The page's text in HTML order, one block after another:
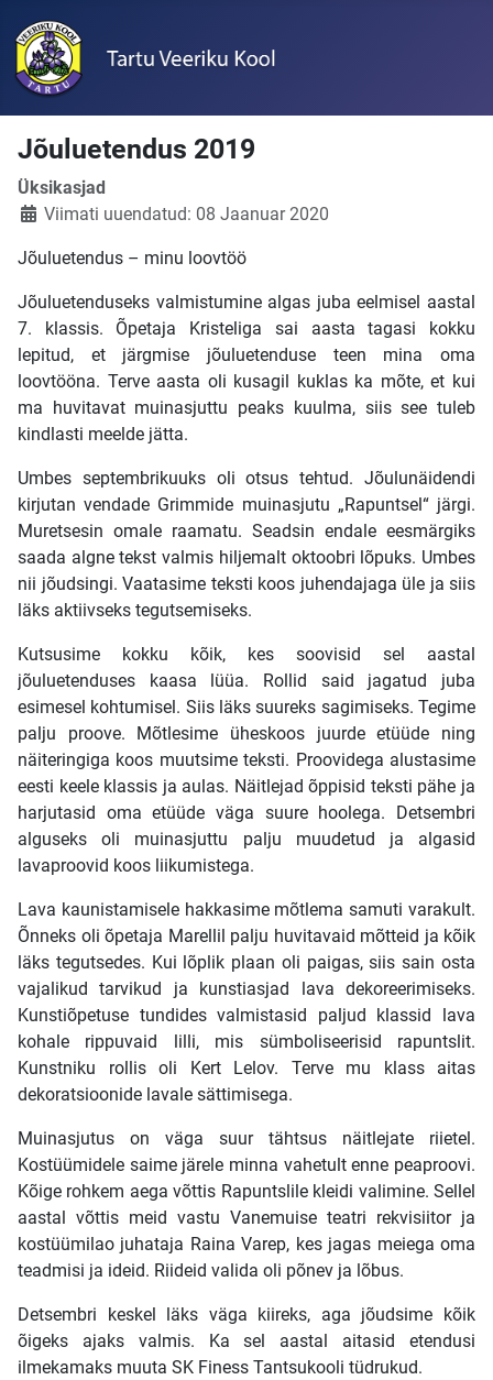
Jõuluetendus 2019
Üksikasjad
Viimati uuendatud: 08 Jaanuar 2020
Jõuluetendus – minu loovtöö
Jõuluetenduseks valmistumine algas juba eelmisel aastal
7. klassis. Õpetaja Kristeliga sai aasta tagasi kokku
lepitud, et järgmise jõuluetenduse teen mina oma
loovtööna. Terve aasta oli kusagil kuklas ka mõte, et kui
ma huvitavat muinasjuttu peaks kuulma, siis see tuleb
kindlasti meelde jätta.
Umbes septembrikuuks oli otsus tehtud. Jõulunäidendi
kirjutan vendade Grimmide muinasjutu „Rapuntsel“ järgi.
Muretsesin omale raamatu. Seadsin endale eesmärgiks
saada algne tekst valmis hiljemalt oktoobri lõpuks. Umbes
nii jõudsingi. Vaatasime teksti koos juhendajaga üle ja siis
läks aktiivseks tegutsemiseks.
Kutsusime kokku kõik, kes soovisid sel aastal
jõuluetenduses kaasa lüüa. Rollid said jagatud juba
esimesel kohtumisel. Siis läks suureks sagimiseks. Tegime
palju proove. Mõtlesime üheskoos juurde etüüde ning
näiteringiga koos muutsime teksti. Proovidega alustasime
eesti keele klassis ja aulas. Näitlejad õppisid teksti pähe ja
harjutasid oma etüüde väga suure hoolega. Detsembri
alguseks oli muinasjuttu palju muudetud ja algasid
lavaproovid koos liikumistega.
Lava kaunistamisele hakkasime mõtlema samuti varakult.
Õnneks oli õpetaja Marellil palju huvitavaid mõtteid ja kõik
läks tegutsedes. Kui lõplik plaan oli paigas, siis sain osta
vajalikud tarvikud ja kunstiasjad lava dekoreerimiseks.
Kunstiõpetuse tundides valmistasid paljud klassid lava
kohale rippuvaid lilli, mis sümboliseerisid rapuntslit.
Kunstniku rollis oli Kert Lelov. Terve mu klass aitas
dekoratsioonide lavale sättimisega.
Muinasjutus on väga suur tähtsus näitlejate riietel.
Kostüümidele saime järele minna vahetult enne peaproovi.
Kõige rohkem aega võttis Rapuntslile kleidi valimine. Sellel
aastal võttis meid vastu Vanemuise teatri rekvisiitor ja
kostüümilao juhataja Raina Varep, kes jagas meiega oma
teadmisi ja ideid. Riideid valida oli põnev ja lõbus.
Detsembri keskel läks väga kiireks, aga jõudsime kõik
õigeks ajaks valmis. Ka sel aastal aitasid etendusi
ilmekamaks muuta SK Finess Tantsukooli tüdrukud.